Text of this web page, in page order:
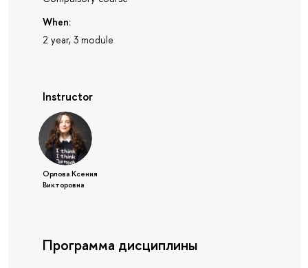
When:
2 year, 3 module
Instructor
Орлова Ксения
Викторовна
Программа дисциплины